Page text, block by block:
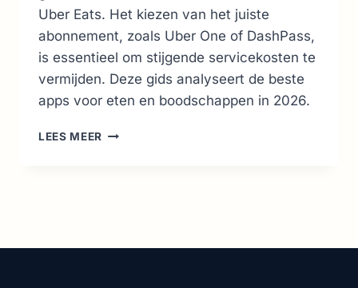
Uber Eats. Het kiezen van het juiste
abonnement, zoals Uber One of DashPass,
is essentieel om stijgende servicekosten te
vermijden. Deze gids analyseert de beste
apps voor eten en boodschappen in 2026.
LEES MEER VOEDSEL
&